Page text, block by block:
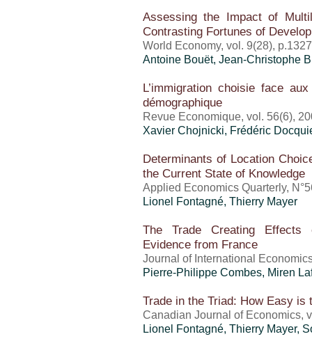
Assessing the Impact of
Contrasting Fortunes of
World Economy, vol. 9(28),
Antoine Bouët, Jean-Christophe
L’immigration choisie face
démographique
Revue Economique, vol. 56(6),
Xavier Chojnicki, Frédéric
Determinants of Location
the Current State of Knowledge
Applied Economics Quarterly,
Lionel Fontagné, Thierry Mayer
The Trade Creating
Evidence from France
Journal of International
Pierre-Philippe Combes, Miren
Trade in the Triad: How Easy
Canadian Journal of Economics,
Lionel Fontagné, Thierry Mayer,